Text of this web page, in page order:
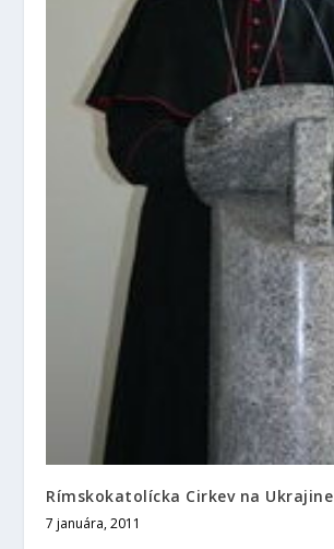
Rímskokatolícka Cirkev na Ukrajine
7 januára, 2011